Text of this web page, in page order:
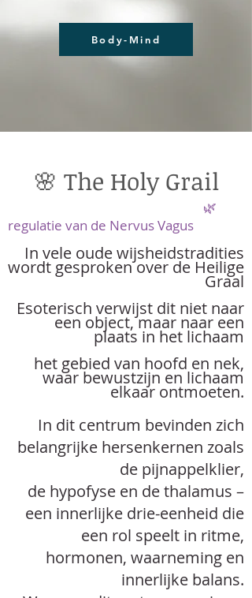
Body-Mind
🌸 The Holy Grail
🌿
regulatie van de Nervus Vagus
In vele oude wijsheidstradities
wordt gesproken over de Heilige
Graal
Esoterisch verwijst dit niet naar
een object, maar naar een
plaats in het lichaam
het gebied van hoofd en nek,
waar bewustzijn en lichaam
elkaar ontmoeten.
In dit centrum bevinden zich
belangrijke hersenkernen zoals
de pijnappelklier,
de hypofyse en de thalamus –
een innerlijke drie-eenheid die
een rol speelt in ritme,
hormonen, waarneming en
innerlijke balans.